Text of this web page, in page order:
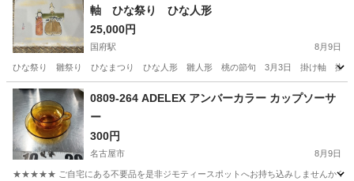
軸 ひな祭り ひな人形
25,000円
国府駅 8月9日
ひな祭り 雛祭り ひなまつり ひな人形 雛人形 桃の節句 3月3日 掛け軸 掛軸 軸 ひ
愛知 豊川市 掛け軸
0809-264 ADELEX アンバーカラー カップソーサ
ー
300円
名古屋市 8月9日
★★★★★ ご自宅にある不要品を是非ジモティースポットへお持ち込みしませんか？